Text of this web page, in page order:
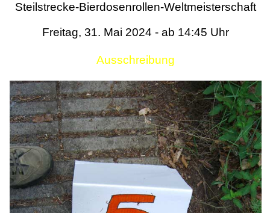
Literatur
Termine
Steilstrecke-Bierdosenrollen-Weltmeisterschaft
Freitag, 31. Mai 2024 - ab 14:45 Uhr
Ausschreibung